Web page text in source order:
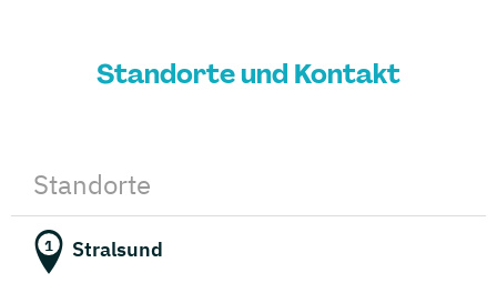
Standorte und Kontakt
Standorte
1 Stralsund